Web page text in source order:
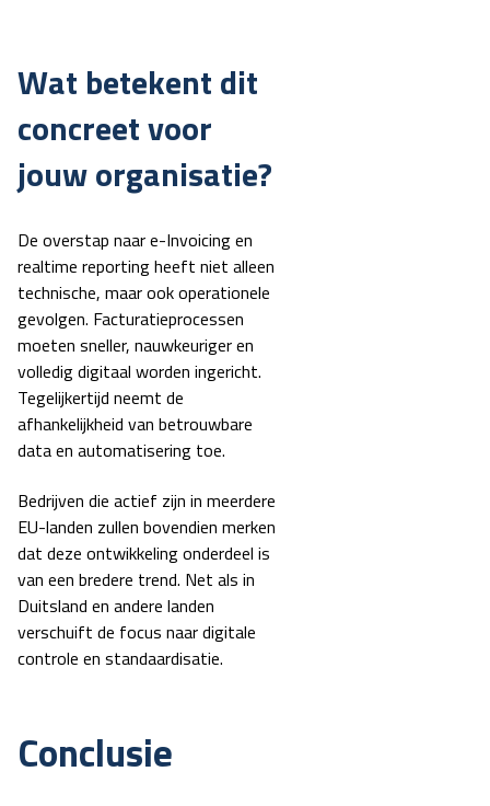
Wat betekent dit
concreet voor
jouw organisatie?
De overstap naar e-Invoicing en
realtime reporting heeft niet alleen
technische, maar ook operationele
gevolgen. Facturatieprocessen
moeten sneller, nauwkeuriger en
volledig digitaal worden ingericht.
Tegelijkertijd neemt de
afhankelijkheid van betrouwbare
data en automatisering toe.
Bedrijven die actief zijn in meerdere
EU-landen zullen bovendien merken
dat deze ontwikkeling onderdeel is
van een bredere trend. Net als in
Duitsland en andere landen
verschuift de focus naar digitale
controle en standaardisatie.
Conclusie